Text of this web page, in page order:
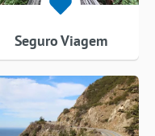
Seguro Viagem